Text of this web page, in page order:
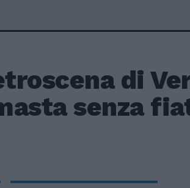
di
senza